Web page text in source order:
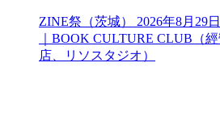
ZINE祭（茨城） 2026年8月29
｜BOOK CULTURE CLUB（
店、リソスタジオ）